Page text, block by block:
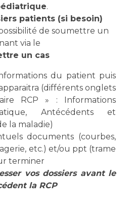
Nord
(CDU)
Usagers
Laboratoire d'Infectiologie
Maladies Rares
Maladies Rares
.
patients (si besoin)
de soumettre un
via le
un cas
du patient puis
(différents onglets
RCP » : Informations
Antécédents et
la maladie)
documents (courbes,
etc.) et/ou ppt (trame
terminer
vos dossiers avant le
la RCP